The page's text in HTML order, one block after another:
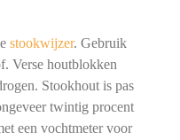
stookwijzer. Gebruik
Verse houtblokken
Stookhout is pas
twintig procent
een vochtmeter voor